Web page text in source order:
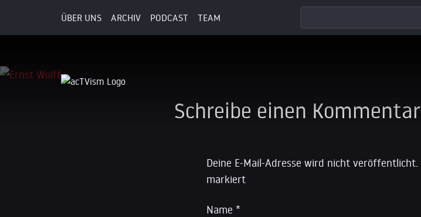
ÜBER UNS ARCHIV PODCAST TEAM
14. Juli 2017
Schreibe einen Kommentar
Deine E-Mail-Adresse wird nicht veröffentlicht.
markiert
Name *